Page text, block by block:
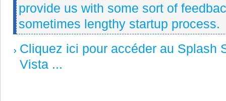
provide us with some sort of
sometimes lengthy startup process.
Cliquez ici pour accéder au Splash
Vista ...